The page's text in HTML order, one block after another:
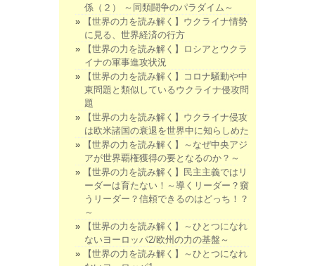
係（２） ～同類闘争のパラダイム～
【世界の力を読み解く】ウクライナ情勢
に見る、世界経済の行方
【世界の力を読み解く】ロシアとウクラ
イナの軍事進攻状況
【世界の力を読み解く】コロナ騒動や中
東問題と類似しているウクライナ侵攻問
題
【世界の力を読み解く】ウクライナ侵攻
は欧米諸国の衰退を世界中に知らしめた
【世界の力を読み解く】～なぜ中央アジ
アが世界覇権獲得の要となるのか？～
【世界の力を読み解く】民主主義ではリ
ーダーは育たない！～導くリーダー？窺
うリーダー？信頼できるのはどっち！？
～
【世界の力を読み解く】～ひとつになれ
ないヨーロッパ2/欧州の力の基盤～
【世界の力を読み解く】～ひとつになれ